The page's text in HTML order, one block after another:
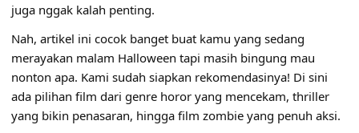
juga nggak kalah penting.
Nah, artikel ini cocok banget buat kamu yang sedang
merayakan malam Halloween tapi masih bingung mau
nonton apa. Kami sudah siapkan rekomendasinya! Di sini
ada pilihan film dari genre horor yang mencekam, thriller
yang bikin penasaran, hingga film zombie yang penuh aksi.